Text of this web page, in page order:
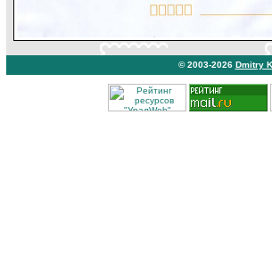
© 2003-2026 Dmitry